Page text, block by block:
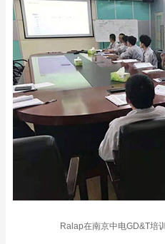
Ralap在南京中电GD&T培训